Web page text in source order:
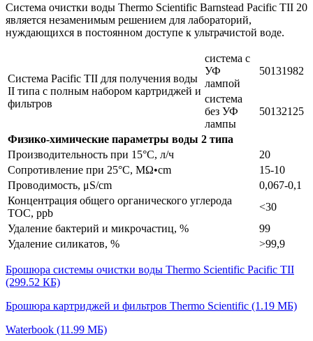
Система очистки воды Thermo Scientific Barnstead Pacific TII 20
является незаменимым решением для лабораторий,
нуждающихся в постоянном доступе к ультрачистой воде.
Система Pacific TII для получения воды
II типа с полным набором картриджей и
фильтров
система с
УФ
лампой
50131982
система
без УФ
лампы
50132125
Физико-химические параметры воды 2 типа
Производительность при 15°С, л/ч
20
Сопротивление при 25°С, МΩ•сm
15-10
Проводимость, μS/cm
0,067-0,1
Концентрация общего органического углерода
ТОС, ppb
<30
Удаление бактерий и микрочастиц, %
99
Удаление силикатов, %
>99,9
Брошюра системы очистки воды Thermo Scientific Pacific TII
(299.52 КБ)
Брошюра картриджей и фильтров Thermo Scientific (1.19 МБ)
Waterbook (11.99 МБ)